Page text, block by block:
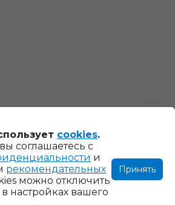
технологии, ООО. Все права
защищены
сайте www.gtool.ru не является
Указанные на сайте www.gtool.ru
cookies.
соглашаетесь с
и
рекомендательных
можно отключить
настройках вашего
Принять